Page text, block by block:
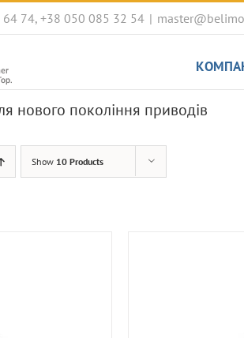
74, +38 050 085 32 54 |
нового покоління приводів
Show 10 Products